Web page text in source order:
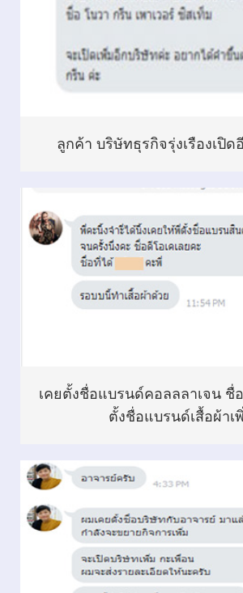
ลูกค้า บริษัทธุรกิจรุ่งเรืองเปิด
เคยตั้งชื่อแบรนด์คอลลลาเจน ชื่
ตั้งชื่อแบรนด์เสื้อผ้าเ